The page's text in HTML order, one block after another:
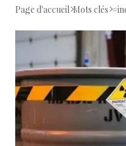
Page d'accueil Mots clés